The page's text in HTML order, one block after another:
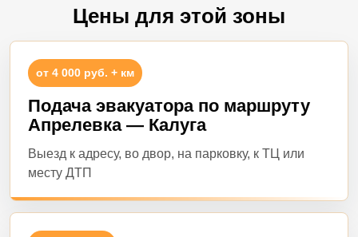
Цены для этой зоны
от 4 000 руб. + км
Подача эвакуатора по маршруту
Апрелевка — Калуга
Выезд к адресу, во двор, на парковку, к ТЦ или
месту ДТП